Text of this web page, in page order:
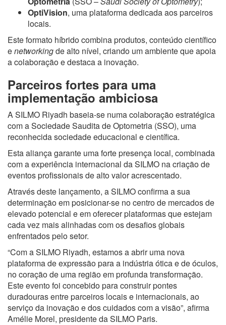
OptiVision, uma plataforma dedicada aos parceiros
locais.
Este formato híbrido combina produtos, conteúdo científico
enetworkingde alto nível, criando um ambiente que apoia
a colaboração e destaca a inovação.
Parceiros fortes para uma
implementação ambiciosa
A SILMO Riyadh baseia-se numa colaboração estratégica
com a Sociedade Saudita de Optometria (SSO), uma
reconhecida sociedade educacional e científica.
Esta aliança garante uma forte presença local, combinada
com a experiência internacional da SILMO na criação de
eventos profissionais de alto valor acrescentado.
Através deste lançamento, a SILMO confirma a sua
determinação em posicionar-se no centro de mercados de
elevado potencial e em oferecer plataformas que estejam
cada vez mais alinhadas com os desafios globais
enfrentados pelo setor.
“Com a SILMO Riyadh, estamos a abrir uma nova
plataforma de expressão para a indústria ótica e de óculos,
no coração de uma região em profunda transformação.
Este evento foi concebido para construir pontes
duradouras entre parceiros locais e internacionais, ao
serviço da inovação e dos cuidados com a visão”, afirma
Amélie Morel, presidente da SILMO Paris.